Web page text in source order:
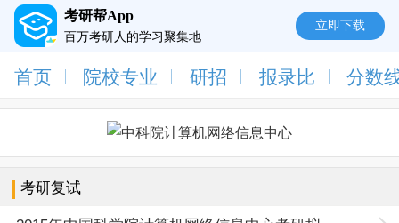
考研帮App
百万考研人的学习聚集地
立即下载
首页 院校专业 研招 报录比 分数
考研复试